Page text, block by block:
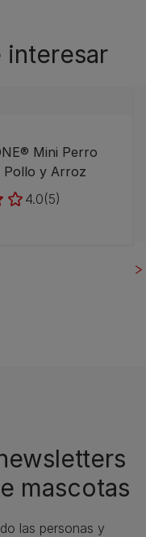
interesar
Mini Perro
Pollo y Arroz
4.0(5)
mascotas​
las personas y